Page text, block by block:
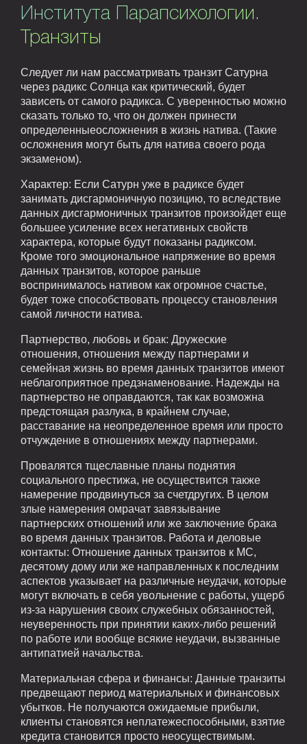
Института Парапсихологии.
Транзиты
Следует ли нам рассматривать транзит Сатурна
через радикс Солнца как критический, будет
зависеть от самого радикса. С уверенностью можно
сказать только то, что он должен принести
определенныеосложнения в жизнь натива. (Такие
осложнения могут быть для натива своего рода
экзаменом).
Характер: Если Сатурн уже в радиксе будет
занимать дисгармоничную позицию, то вследствие
данных дисгармоничных транзитов произойдет еще
большее усиление всех негативных свойств
характера, которые будут показаны радиксом.
Кроме того эмоциональное напряжение во время
данных транзитов, которое раньше
воспринималось нативом как огромное счастье,
будет тоже способствовать процессу становления
самой личности натива.
Партнерство, любовь и брак: Дружеские
отношения, отношения между партнерами и
семейная жизнь во время данных транзитов имеют
неблагоприятное предзнаменование. Надежды на
партнерство не оправдаются, так как возможна
предстоящая разлука, в крайнем случае,
расставание на неопределенное время или просто
отчуждение в отношениях между партнерами.
Провалятся тщеславные планы поднятия
социального престижа, не осуществится также
намерение продвинуться за счетдругих. В целом
злые намерения омрачат завязывание
партнерских отношений или же заключение брака
во время данных транзитов. Работа и деловые
контакты: Отношение данных транзитов к МС,
десятому дому или же направленных к последним
аспектов указывает на различные неудачи, которые
могут включать в себя увольнение с работы, ущерб
из-за нарушения своих служебных обязанностей,
неуверенность при принятии каких-либо решений
по работе или вообще всякие неудачи, вызванные
антипатией начальства.
Материальная сфера и финансы: Данные транзиты
предвещают период материальных и финансовых
убытков. Не получаются ожидаемые прибыли,
клиенты становятся неплатежеспособными, взятие
кредита становится просто неосуществимым.